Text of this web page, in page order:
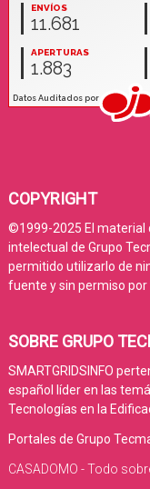
COPYRIGHT
©1999-2025 El material
intelectual de Grupo
permitido utilizarlo de
fuente y sin permiso por
SOBRE GRUPO
SMARTGRIDSINFO
español líder en las
Tecnologías en la
Portales de Grupo
CASADOMO - Todo